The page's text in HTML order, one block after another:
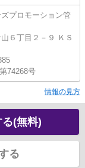
プロモーション管
６丁目２－９ ＫＳ
74268号
情報の見方
(無料)
る